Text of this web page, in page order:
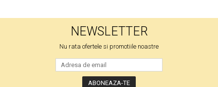
NEWSLETTER
Nu rata ofertele si promotiile noastre